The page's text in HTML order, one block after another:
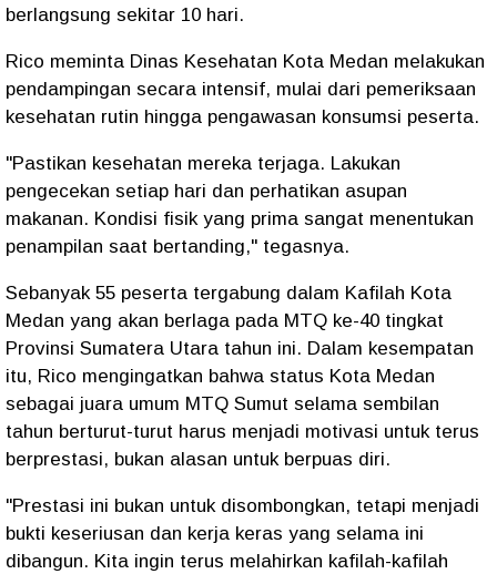
berlangsung sekitar 10 hari.
Rico meminta Dinas Kesehatan Kota Medan melakukan
pendampingan secara intensif, mulai dari pemeriksaan
kesehatan rutin hingga pengawasan konsumsi peserta.
"Pastikan kesehatan mereka terjaga. Lakukan
pengecekan setiap hari dan perhatikan asupan
makanan. Kondisi fisik yang prima sangat menentukan
penampilan saat bertanding," tegasnya.
Sebanyak 55 peserta tergabung dalam Kafilah Kota
Medan yang akan berlaga pada MTQ ke-40 tingkat
Provinsi Sumatera Utara tahun ini. Dalam kesempatan
itu, Rico mengingatkan bahwa status Kota Medan
sebagai juara umum MTQ Sumut selama sembilan
tahun berturut-turut harus menjadi motivasi untuk terus
berprestasi, bukan alasan untuk berpuas diri.
"Prestasi ini bukan untuk disombongkan, tetapi menjadi
bukti keseriusan dan kerja keras yang selama ini
dibangun. Kita ingin terus melahirkan kafilah-kafilah